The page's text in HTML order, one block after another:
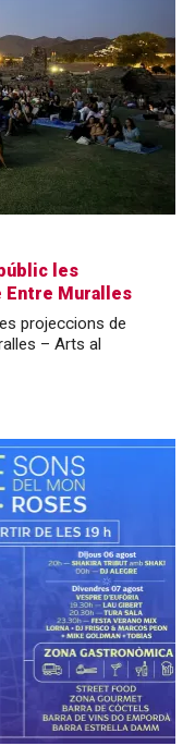
les
Entre Muralles
projeccions de
– Arts al